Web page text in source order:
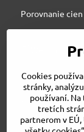
Porovnanie
STRIVE
043/3240500
Cookies
stránky,
používaní.
tretích
partnerom v